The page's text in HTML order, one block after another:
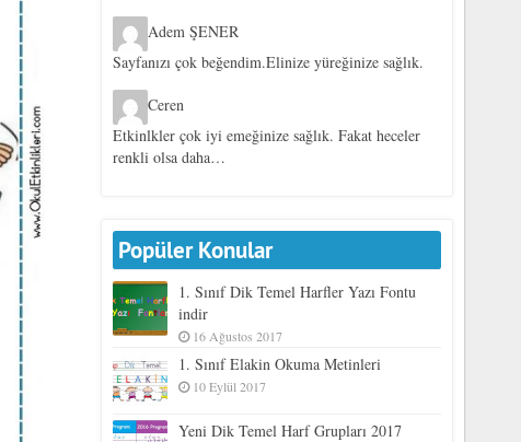
Adem ŞENER
Sayfanızı çok beğendim.Elinize yüreğinize sağlık.
Ceren
Etkinlkler çok iyi emeğinize sağlık. Fakat heceler
renkli olsa daha…
Popüler Konular
1. Sınıf Dik Temel Harfler Yazı Fontu
indir
16 Ağustos 2017
1. Sınıf Elakin Okuma Metinleri
10 Eylül 2017
Yeni Dik Temel Harf Grupları 2017